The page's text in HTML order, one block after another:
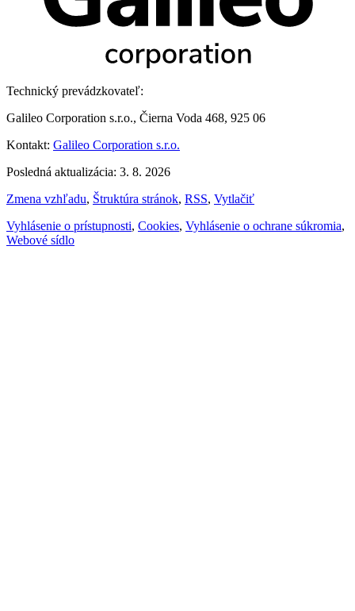
Technický prevádzkovateľ:
Galileo Corporation s.r.o., Čierna Voda 468, 925 06
Kontakt: Galileo Corporation s.r.o.
Posledná aktualizácia: 3. 8. 2026
Zmena vzhľadu, Štruktúra stránok, RSS, Vytlačiť
Vyhlásenie o prístupnosti, Cookies, Vyhlásenie o ochrane súkromia,
Webové sídlo